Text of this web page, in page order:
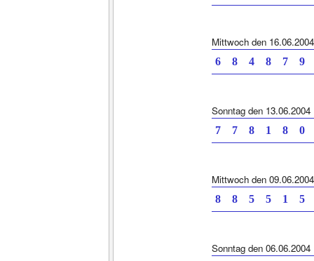
Mittwoch den 16.06.2004
6 8 4 8 7
Sonntag den 13.06.2004
7 7 8 1 8
Mittwoch den 09.06.2004
8 8 5 5 1
Sonntag den 06.06.2004